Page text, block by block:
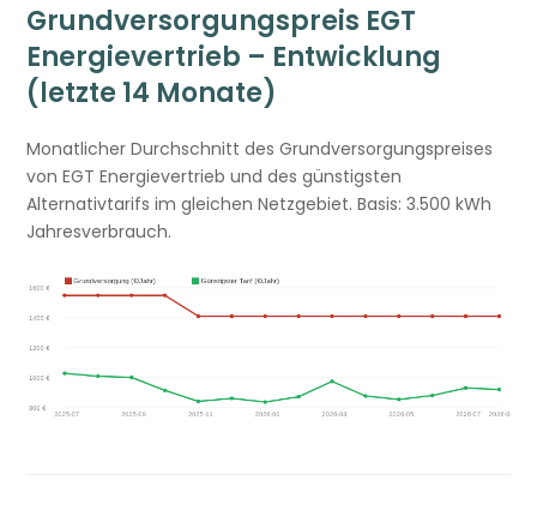
Grundversorgungspreis EGT
Energievertrieb – Entwicklung
(letzte 14 Monate)
Monatlicher Durchschnitt des Grundversorgungspreises
von EGT Energievertrieb und des günstigsten
Alternativtarifs im gleichen Netzgebiet. Basis: 3.500 kWh
Jahresverbrauch.